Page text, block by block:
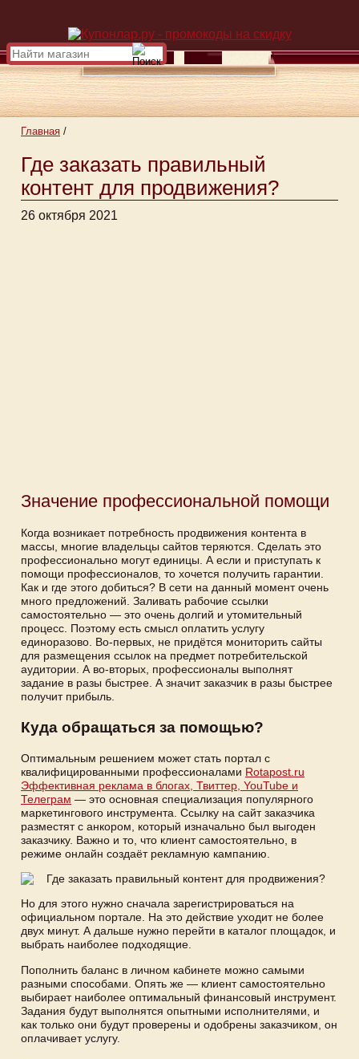
Главная /
Где заказать правильный
контент для продвижения?
26 октября 2021
Значение профессиональной помощи
Когда возникает потребность продвижения контента в
массы, многие владельцы сайтов теряются. Сделать это
профессионально могут единицы. А если и приступать к
помощи профессионалов, то хочется получить гарантии.
Как и где этого добиться? В сети на данный момент очень
много предложений. Заливать рабочие ссылки
самостоятельно — это очень долгий и утомительный
процесс. Поэтому есть смысл оплатить услугу
единоразово. Во-первых, не придётся мониторить сайты
для размещения ссылок на предмет потребительской
аудитории. А во-вторых, профессионалы выполнят
задание в разы быстрее. А значит заказчик в разы быстрее
получит прибыль.
Куда обращаться за помощью?
Оптимальным решением может стать портал с
квалифицированными профессионалами Rotapost.ru
Эффективная реклама в блогах, Твиттер, YouTube и
Телеграм — это основная специализация популярного
маркетингового инструмента. Ссылку на сайт заказчика
разместят с анкором, который изначально был выгоден
заказчику. Важно и то, что клиент самостоятельно, в
режиме онлайн создаёт рекламную кампанию.
Но для этого нужно сначала зарегистрироваться на
официальном портале. На это действие уходит не более
двух минут. А дальше нужно перейти в каталог площадок, и
выбрать наиболее подходящие.
Пополнить баланс в личном кабинете можно самыми
разными способами. Опять же — клиент самостоятельно
выбирает наиболее оптимальный финансовый инструмент.
Задания будут выполнятся опытными исполнителями, и
как только они будут проверены и одобрены заказчиком, он
оплачивает услугу.